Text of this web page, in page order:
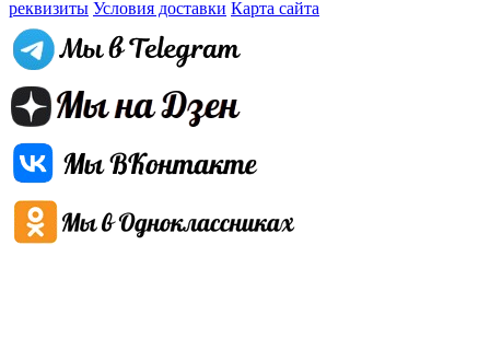
реквизиты Условия доставки Карта сайта